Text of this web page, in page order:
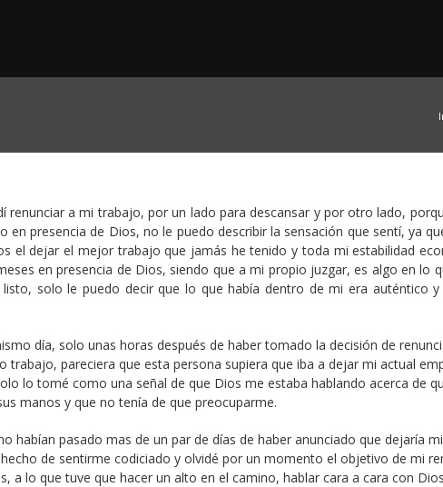
renunciar a mi trabajo, por un lado para descansar y por otro lado,
en presencia de Dios, no le puedo describir la sensación que sentí, ya
el dejar el mejor trabajo que jamás he tenido y toda mi estabilidad
en presencia de Dios, siendo que a mi propio juzgar, es algo en lo
solo le puedo decir que lo que había dentro de mi era auténtico y
día, solo unas horas después de haber tomado la decisión de
trabajo, pareciera que esta persona supiera que iba a dejar mi actual
lo tomé como una señal de que Dios me estaba hablando acerca de
manos y que no tenía de que preocuparme.
habían pasado mas de un par de días de haber anunciado que dejaría mi
de sentirme codiciado y olvidé por un momento el objetivo de mi
a lo que tuve que hacer un alto en el camino, hablar cara a cara con